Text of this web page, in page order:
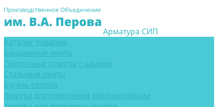
Арматура СИП
Каталог товаров
Бандажные ленты
Ленточные хомуты с замком
Стальные ленты
Бугель скрепа
Хомуты для крепления теплоизоляции